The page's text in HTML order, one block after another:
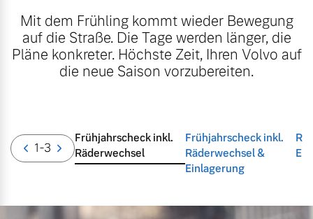
Geschäftskunden
Konnektivität
Angebot anfragen
Aktuelle Zubehörangebote
Zubehörkatalog
Service by Volvo
Vielzahl von Original
Mit dem Frühling kommt wieder Bewegung
auf die Straße. Die Tage werden länger, die
Pläne konkreter. Höchste Zeit, Ihren Volvo auf
die neue Saison vorzubereiten.
1-3
Frühjahrscheck inkl.
Räderwechsel
Frühjahrscheck inkl.
Räderwechsel &
Einlagerung